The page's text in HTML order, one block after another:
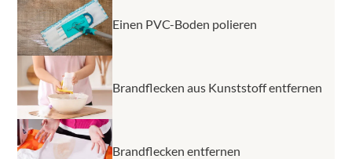
Einen PVC-Boden polieren
Brandflecken aus Kunststoff entfernen
Brandflecken entfernen